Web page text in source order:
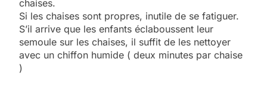
chaises.
Si les chaises sont propres, inutile de se fatiguer.
S’il arrive que les enfants éclaboussent leur
semoule sur les chaises, il suffit de les nettoyer
avec un chiffon humide ( deux minutes par chaise
)